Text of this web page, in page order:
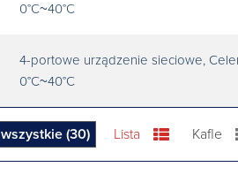
0°C~40°C
4-portowe urządzenie sieciowe,
0°C~40°C
wszystkie (30) Lista Kafle